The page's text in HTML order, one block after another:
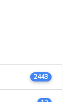
2443